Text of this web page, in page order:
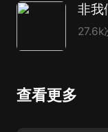
27.6k
查看更多